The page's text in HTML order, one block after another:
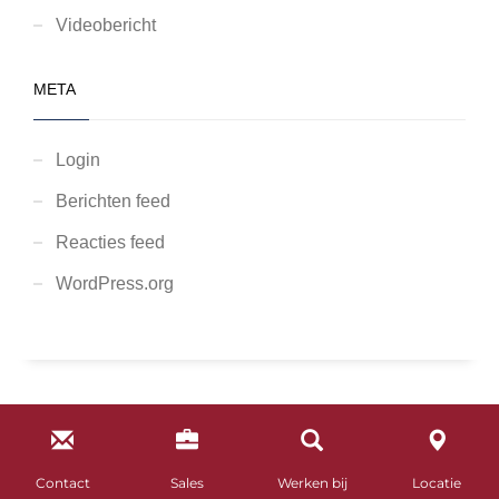
Videobericht
META
Login
Berichten feed
Reacties feed
WordPress.org
© Eye Watch Security Group BV 2024 | This website is hosted by
Contact Sales Werken bij Locatie